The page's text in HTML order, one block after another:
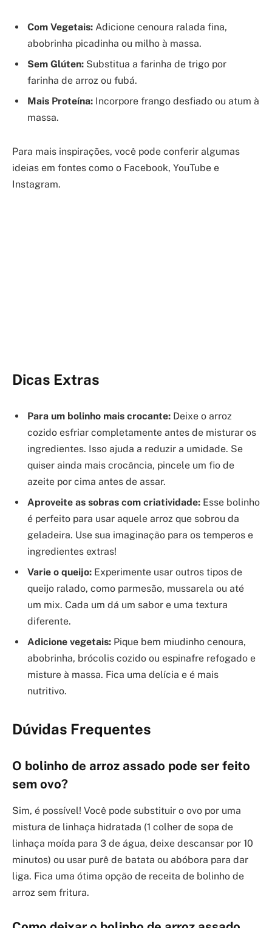
Com Vegetais: Adicione cenoura ralada fina,
abobrinha picadinha ou milho à massa.
Sem Glúten: Substitua a farinha de trigo por
farinha de arroz ou fubá.
Mais Proteína: Incorpore frango desfiado ou atum à
massa.
Para mais inspirações, você pode conferir algumas
ideias em fontes como o Facebook, YouTube e
Instagram.
Dicas Extras
Para um bolinho mais crocante: Deixe o arroz
cozido esfriar completamente antes de misturar os
ingredientes. Isso ajuda a reduzir a umidade. Se
quiser ainda mais crocância, pincele um fio de
azeite por cima antes de assar.
Aproveite as sobras com criatividade: Esse bolinho
é perfeito para usar aquele arroz que sobrou da
geladeira. Use sua imaginação para os temperos e
ingredientes extras!
Varie o queijo: Experimente usar outros tipos de
queijo ralado, como parmesão, mussarela ou até
um mix. Cada um dá um sabor e uma textura
diferente.
Adicione vegetais: Pique bem miudinho cenoura,
abobrinha, brócolis cozido ou espinafre refogado e
misture à massa. Fica uma delícia e é mais
nutritivo.
Dúvidas Frequentes
O bolinho de arroz assado pode ser feito
sem ovo?
Sim, é possível! Você pode substituir o ovo por uma
mistura de linhaça hidratada (1 colher de sopa de
linhaça moída para 3 de água, deixe descansar por 10
minutos) ou usar purê de batata ou abóbora para dar
liga. Fica uma ótima opção de receita de bolinho de
arroz sem fritura.